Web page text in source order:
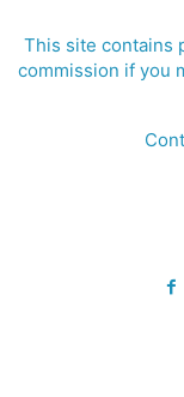
This site contains
commission if you